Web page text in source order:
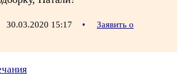
30.03.2020 15:17 •
Заявить о